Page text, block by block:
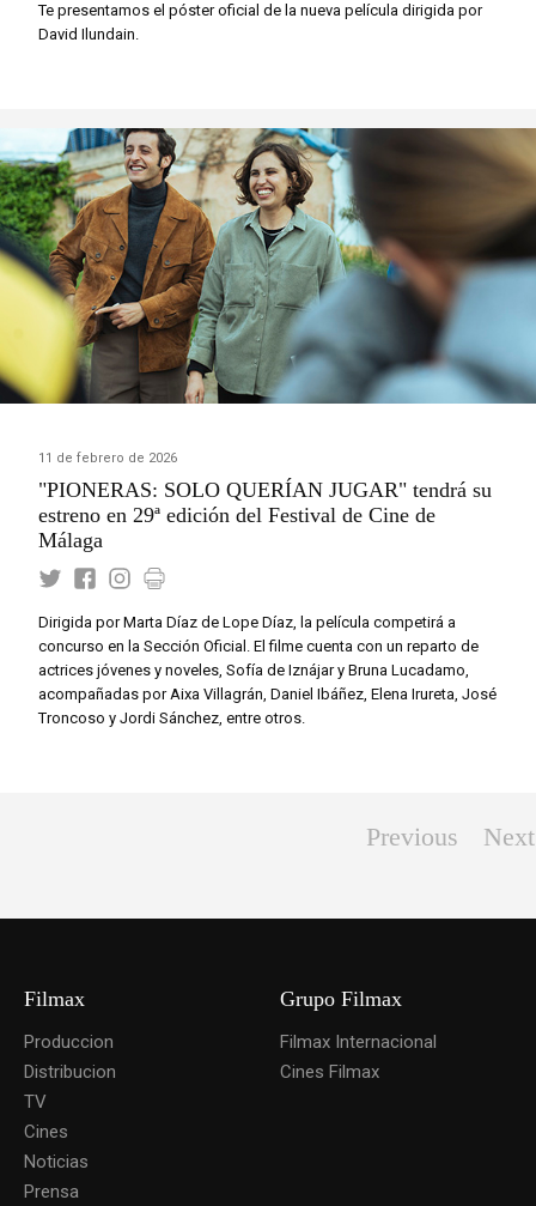
Te presentamos el póster oficial de la nueva película dirigida por
David Ilundain.
11 de febrero de 2026
"PIONERAS: SOLO QUERÍAN JUGAR" tendrá su
estreno en 29ª edición del Festival de Cine de
Málaga
Dirigida por Marta Díaz de Lope Díaz, la película competirá a
concurso en la Sección Oficial. El filme cuenta con un reparto de
actrices jóvenes y noveles, Sofía de Iznájar y Bruna Lucadamo,
acompañadas por Aixa Villagrán, Daniel Ibáñez, Elena Irureta, José
Troncoso y Jordi Sánchez, entre otros.
Previous Next
Filmax
Produccion
Distribucion
TV
Cines
Noticias
Prensa
Grupo Filmax
Filmax Internacional
Cines Filmax